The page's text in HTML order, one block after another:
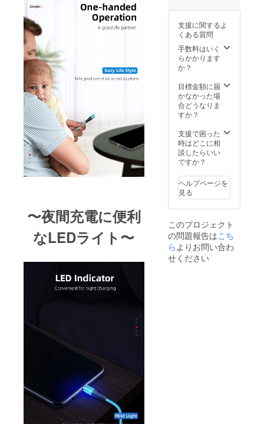
〜夜間充電に便利
なLEDライト〜
送とし
ており
ます
が、出
来る限
り早く
よう準
備して
まいり
イメー
す。 実
物と若
干色の
違いが
ある場
ざいま
す、ご
理解の
上よろ
願いし
ます。
2022年
8月末ま
届け予
定で
す。 ※
念のた
送とし
ており
ます
が、出
来る限
支援に関するよ
くある質問
手数料はいく
らかかります
か？
目標金額に届
かなかった場
合どうなりま
すか？
支援で困った
時はどこに相
談したらいい
ですか？
ヘルプページを
見る
このプロジェクト
の問題報告はこち
ら よりお問い合わ
せください